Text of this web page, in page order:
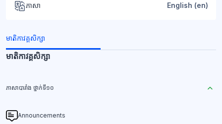
ភាសា English ‎(en)‎
មាតិកាវគ្គសិក្សា
មាតិកាវគ្គសិក្សា
ភាសាបារាំង ថ្នាក់ទី១០
Announcements